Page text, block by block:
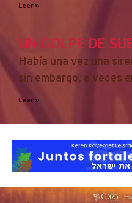
Leer »
UN GOLPE DE
Había una vez una
sin embargo, a veces
Leer »